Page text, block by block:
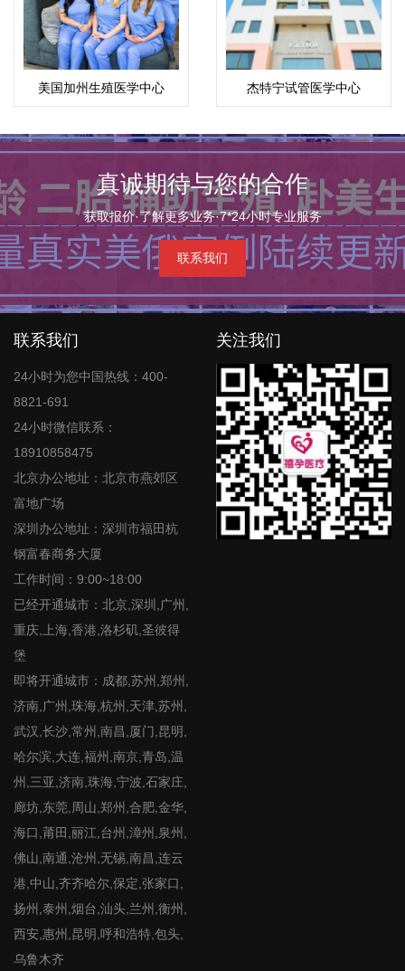
美国加州生殖医学中心
CCRH（洛杉矶）
杰特宁试管医学中心
(Jetanin)
真诚期待与您的合作
获取报价·了解更多业务·7*24小时专业服务
联系我们
联系我们
24小时为您中国热线：400-
8821-691
24小时微信联系：
18910858475
北京办公地址：北京市燕郊区
富地广场
深圳办公地址：深圳市福田杭
钢富春商务大厦
工作时间：9:00~18:00
已经开通城市：北京,深圳,广州,
重庆,上海,香港,洛杉矶,圣彼得
堡
即将开通城市：成都,苏州,郑州,
济南,广州,珠海,杭州,天津,苏州,
武汉,长沙,常州,南昌,厦门,昆明,
哈尔滨,大连,福州,南京,青岛,温
州,三亚,济南,珠海,宁波,石家庄,
廊坊,东莞,周山,郑州,合肥,金华,
海口,莆田,丽江,台州,漳州,泉州,
佛山,南通,沧州,无锡,南昌,连云
港,中山,齐齐哈尔,保定,张家口,
扬州,泰州,烟台,汕头,兰州,衡州,
西安,惠州,昆明,呼和浩特,包头,
乌鲁木齐
关注我们